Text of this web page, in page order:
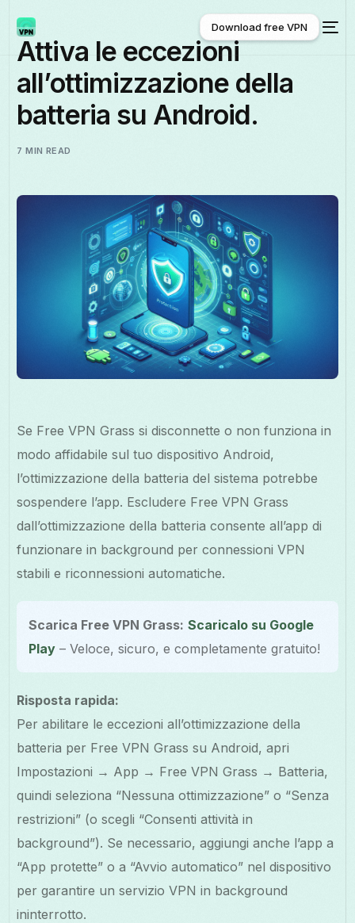
Download free VPN
Download free VPN
Attiva le eccezioni
all’ottimizzazione della
batteria su Android.
7 MIN READ
Se Free VPN Grass si disconnette o non funziona in
modo affidabile sul tuo dispositivo Android,
l’ottimizzazione della batteria del sistema potrebbe
sospendere l’app. Escludere Free VPN Grass
dall’ottimizzazione della batteria consente all’app di
funzionare in background per connessioni VPN
stabili e riconnessioni automatiche.
Scarica Free VPN Grass: Scaricalo su Google
Play – Veloce, sicuro, e completamente gratuito!
Risposta rapida:
Per abilitare le eccezioni all’ottimizzazione della
batteria per Free VPN Grass su Android, apri
Impostazioni → App → Free VPN Grass → Batteria,
quindi seleziona “Nessuna ottimizzazione” o “Senza
restrizioni” (o scegli “Consenti attività in
background”). Se necessario, aggiungi anche l’app a
“App protette” o a “Avvio automatico” nel dispositivo
per garantire un servizio VPN in background
ininterrotto.